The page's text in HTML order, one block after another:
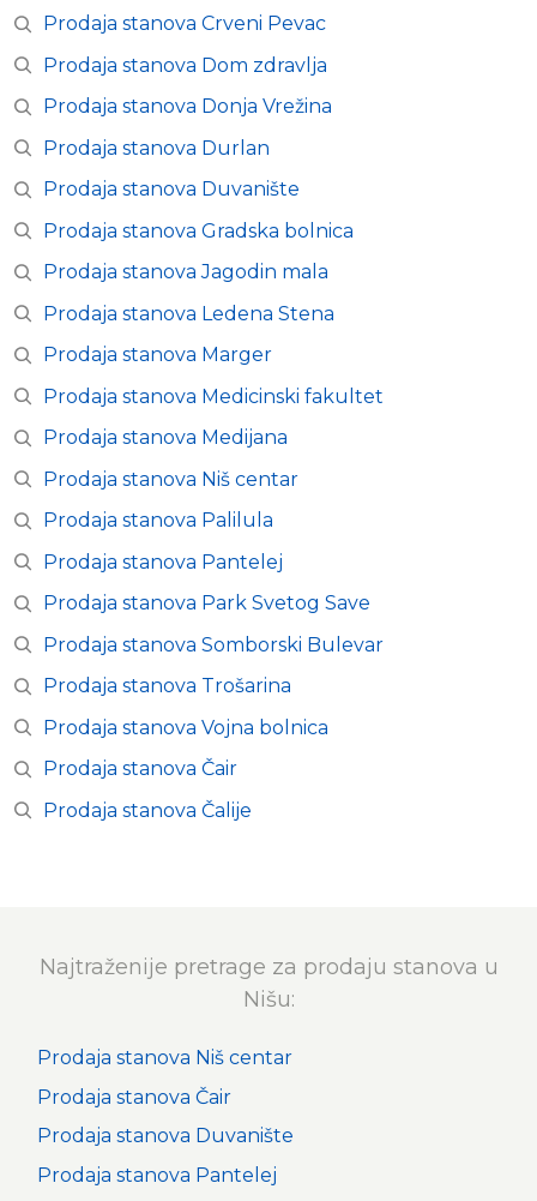
Prodaja stanova Crveni Pevac
Prodaja stanova Dom zdravlja
Prodaja stanova Donja Vrežina
Prodaja stanova Durlan
Prodaja stanova Duvanište
Prodaja stanova Gradska bolnica
Prodaja stanova Jagodin mala
Prodaja stanova Ledena Stena
Prodaja stanova Marger
Prodaja stanova Medicinski fakultet
Prodaja stanova Medijana
Prodaja stanova Niš centar
Prodaja stanova Palilula
Prodaja stanova Pantelej
Prodaja stanova Park Svetog Save
Prodaja stanova Somborski Bulevar
Prodaja stanova Trošarina
Prodaja stanova Vojna bolnica
Prodaja stanova Čair
Prodaja stanova Čalije
Najtraženije pretrage za prodaju stanova u
Nišu:
Prodaja stanova Niš centar
Prodaja stanova Čair
Prodaja stanova Duvanište
Prodaja stanova Pantelej